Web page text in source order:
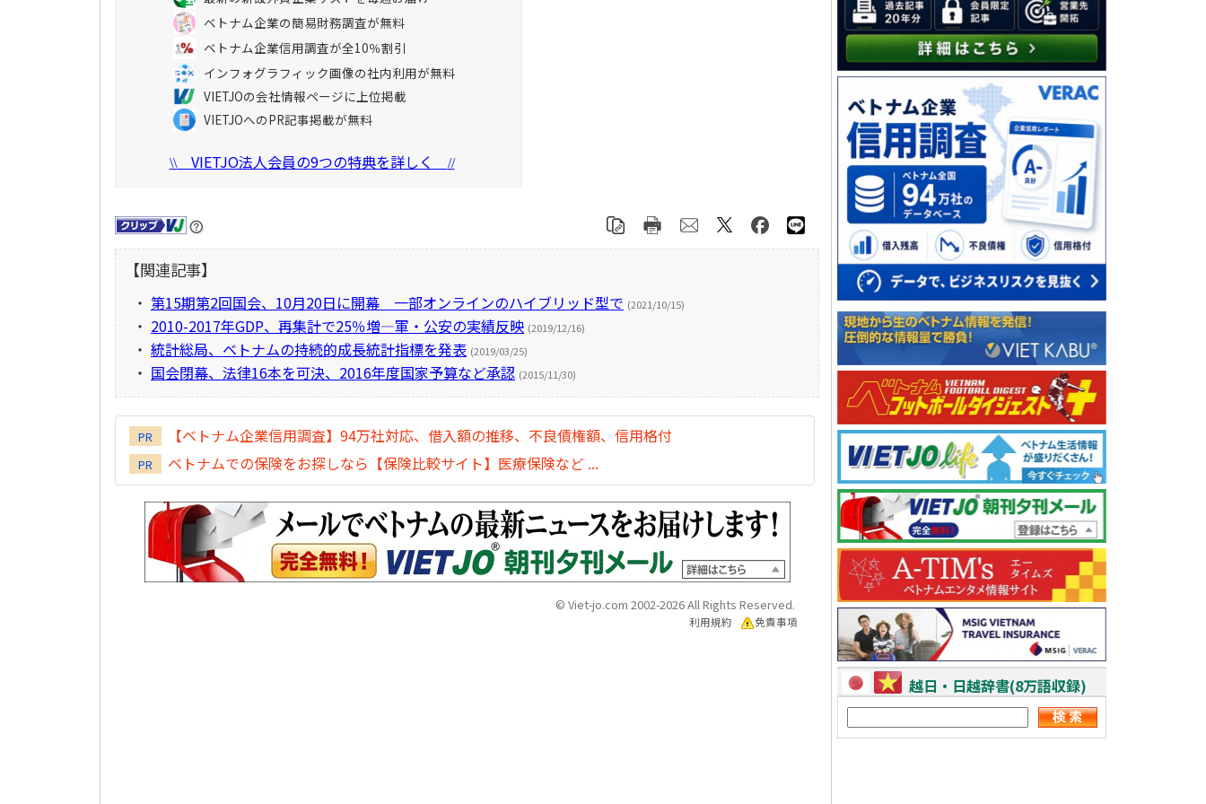
ベトナム企業の簡易財務調査が無料
ベトナム企業信用調査が全10％割引
インフォグラフィック画像の社内利用が無料
VIETJOの会社情報ページに上位掲載
VIETJOへのPR記事掲載が無料
\\VIETJO法人会員の9つの特典を詳しく //
【関連記事】
・ 第15期第2回国会、10月20日に開幕 一部オンラインのハイブリッド型で (2021/10/15)
・ 2010-2017年GDP、再集計で25％増―軍・公安の実績反映 (2019/12/16)
・ 統計総局、ベトナムの持続的成長統計指標を発表 (2019/03/25)
・ 国会閉幕、法律16本を可決、2016年度国家予算など承認 (2015/11/30)
PR 【ベトナム企業信用調査】94万社対応、借入額の推移、不良債権額、信用格付
PR ベトナムでの保険をお探しなら【保険比較サイト】医療保険など ...
© Viet-jo.com 2002-2026 All Rights Reserved.
利用規約 免責事項
越日・日越辞書(8万語収録)